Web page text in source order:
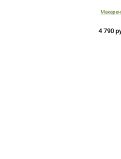
4 790